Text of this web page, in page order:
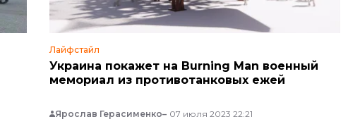
Лайфстайл
Украина покажет на Burning Man военный
мемориал из противотанковых ежей
Ярослав Герасименко 07 июля 2023 22:21